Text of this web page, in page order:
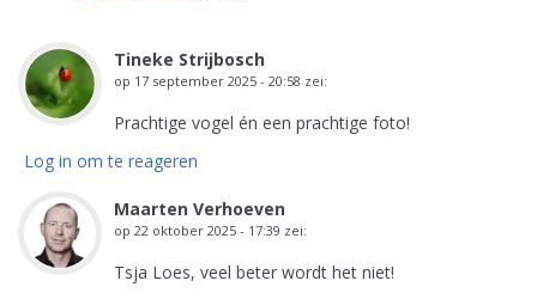
Tineke Strijbosch
op 17 september 2025 - 20:58 zei:
Prachtige vogel én een prachtige foto!
Log in om te reageren
Maarten Verhoeven
op 22 oktober 2025 - 17:39 zei:
Tsja Loes, veel beter wordt het niet!